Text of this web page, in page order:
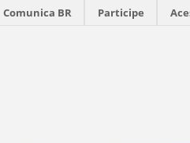
Comunica BR Participe